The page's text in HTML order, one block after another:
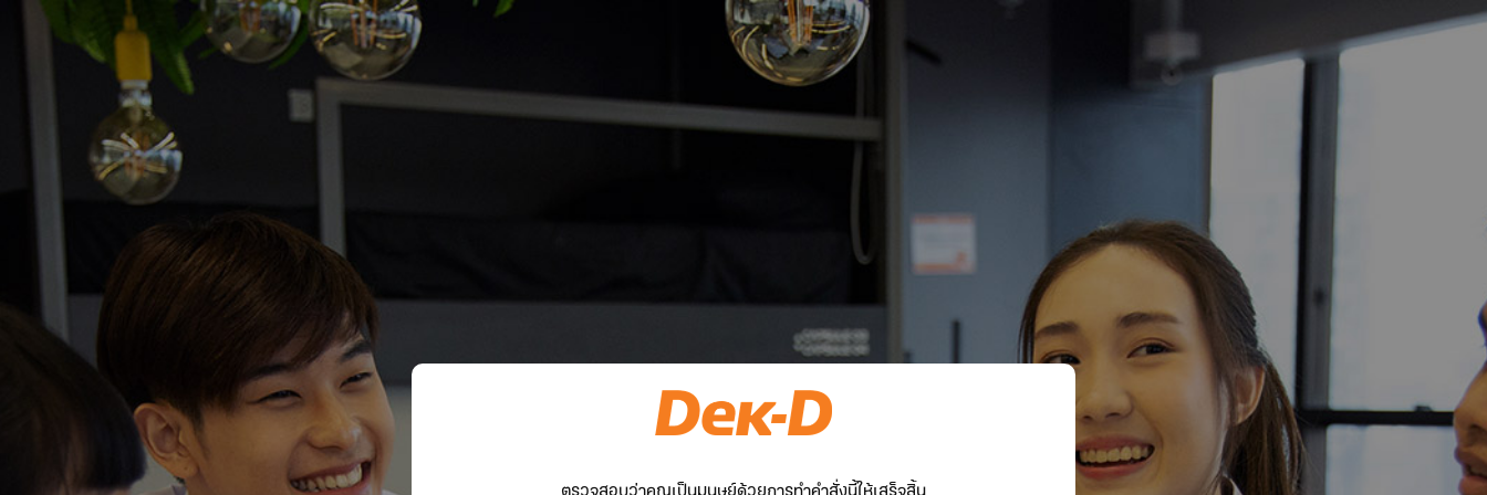
ตรวจสอบว่าคุณเป็นมนุษย์ด้วยการทำคำสั่งนี้ให้เสร็จสิ้น